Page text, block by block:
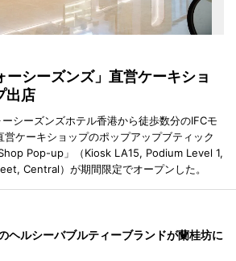
シーズンズ」直営ケーキショ
出店
シーズンズホテル香港から徒歩数分のIFCモ
ケーキショップのポップアップブティック
Pop-up」（Kiosk LA15, Podium Level 1,
Central）が期間限定でオープンした。
ヘルシーバブルティーブランドが蘭桂坊に